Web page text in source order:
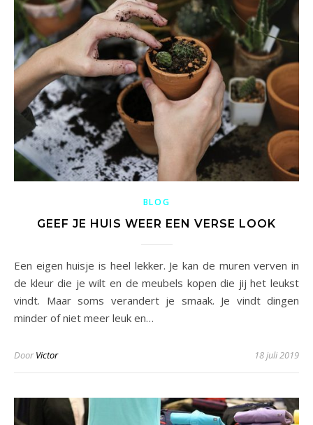
BLOG
GEEF JE HUIS WEER EEN VERSE LOOK
Een eigen huisje is heel lekker. Je kan de muren verven in
de kleur die je wilt en de meubels kopen die jij het leukst
vindt. Maar soms verandert je smaak. Je vindt dingen
minder of niet meer leuk en…
DoorVictor 18 juli 2019